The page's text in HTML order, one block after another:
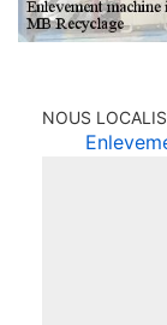
NOUS